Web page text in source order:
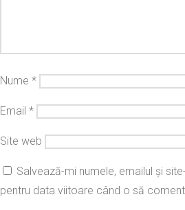
Nume *
Email *
Site web
Salvează-mi numele, emailul și
pentru data viitoare când o să